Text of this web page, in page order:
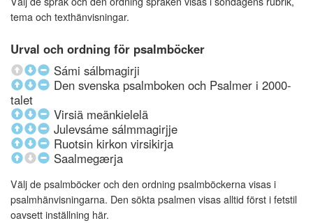
tema och texthänvisningar.
Urval och ordning för psalmböcker
Sámi sálbmagirji
Den svenska psalmboken och Psalmer i 2000-
talet
Virsiä meänkielelä
Julevsáme sálmmagirjje
Ruotsin kirkon virsikirja
Saalmegærja
Välj de psalmböcker och den ordning psalmböckerna visas i
psalmhänvisningarna. Den sökta psalmen visas alltid först i fetstil
oavsett inställning här.